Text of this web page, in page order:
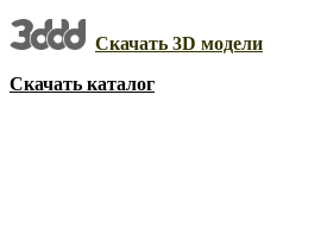
Скачать 3D модели
Скачать каталог